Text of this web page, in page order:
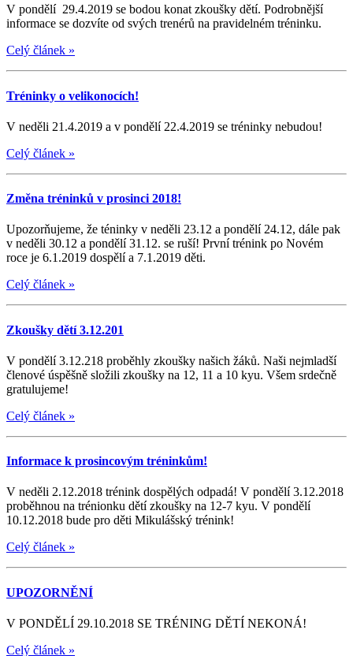
V pondělí 29.4.2019 se bodou konat zkoušky dětí. Podrobnější
informace se dozvíte od svých trenérů na pravidelném tréninku.
Celý článek »
Tréninky o velikonocích!
V neděli 21.4.2019 a v pondělí 22.4.2019 se tréninky nebudou!
Celý článek »
Změna tréninků v prosinci 2018!
Upozorňujeme, že téninky v neděli 23.12 a pondělí 24.12, dále pak
v neděli 30.12 a pondělí 31.12. se ruší! První trénink po Novém
roce je 6.1.2019 dospělí a 7.1.2019 děti.
Celý článek »
Zkoušky dětí 3.12.201
V pondělí 3.12.218 proběhly zkoušky našich žáků. Naši nejmladší
členové úspěšně složili zkoušky na 12, 11 a 10 kyu. Všem srdečně
gratulujeme!
Celý článek »
Informace k prosincovým tréninkům!
V neděli 2.12.2018 trénink dospělých odpadá! V pondělí 3.12.2018
proběhnou na trénionku dětí zkoušky na 12-7 kyu. V pondělí
10.12.2018 bude pro děti Mikulášský trénink!
Celý článek »
UPOZORNĚNÍ
V PONDĚLÍ 29.10.2018 SE TRÉNING DĚTÍ NEKONÁ!
Celý článek »